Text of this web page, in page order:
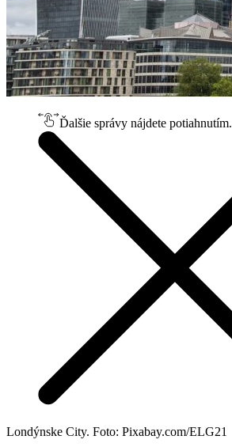
Ďalšie správy nájdete potiahnutím.
Londýnske City. Foto: Pixabay.com/ELG21